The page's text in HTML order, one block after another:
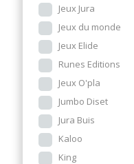
Jeux Jura
Jeux du monde
Jeux Elide
Runes Editions
Jeux O'pla
Jumbo Diset
Jura Buis
Kaloo
King